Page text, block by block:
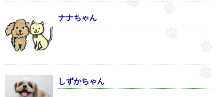
ナナちゃん
しずかちゃん